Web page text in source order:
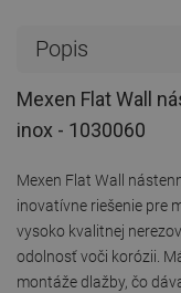
Popis
Mexen Flat Wall
inox - 1030060
Mexen Flat Wall
inovatívne riešenie pre
vysoko kvalitnej
odolnosť voči korózii.
montáže dlažby, čo